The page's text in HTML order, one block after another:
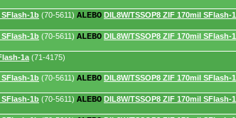
SFlash-1b (70-5611) ALEBO DIL8W/TSSOP8 ZIF 170mil SFlash-1
SFlash-1b (70-5611) ALEBO DIL8W/TSSOP8 ZIF 170mil SFlash-1
1a (71-4175)
SFlash-1b (70-5611) ALEBO DIL8W/TSSOP8 ZIF 170mil SFlash-1
SFlash-1b (70-5611) ALEBO DIL8W/TSSOP8 ZIF 170mil SFlash-1